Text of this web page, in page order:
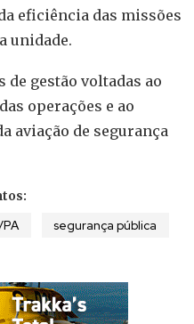
eficiência das missões
unidade.
gestão voltadas ao
operações e ao
aviação de segurança
PA segurança pública